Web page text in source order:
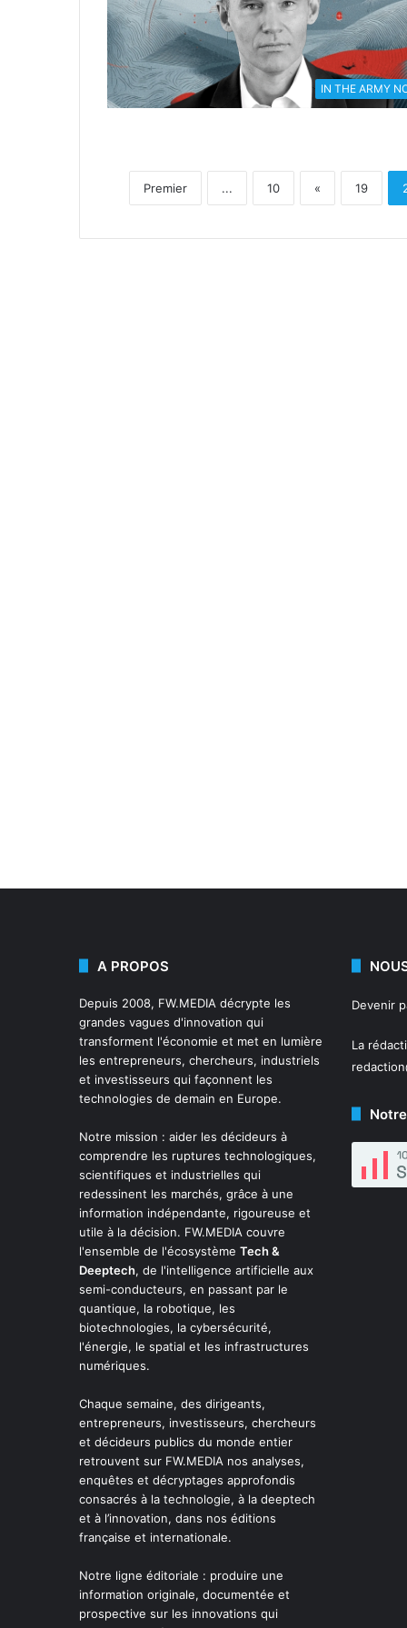
IN THE ARMY
Premier ... 10 « 19
A PROPOS
Depuis 2008, FW.MEDIA décrypte les
grandes vagues d'innovation qui
transforment l'économie et met en lumière
les entrepreneurs, chercheurs, industriels
et investisseurs qui façonnent les
technologies de demain en Europe.
Notre mission : aider les décideurs à
comprendre les ruptures technologiques,
scientifiques et industrielles qui
redessinent les marchés, grâce à une
information indépendante, rigoureuse et
utile à la décision. FW.MEDIA couvre
l'ensemble de l'écosystème Tech &
Deeptech, de l'intelligence artificielle aux
semi-conducteurs, en passant par le
quantique, la robotique, les
biotechnologies, la cybersécurité,
l'énergie, le spatial et les infrastructures
numériques.
Chaque semaine, des dirigeants,
entrepreneurs, investisseurs, chercheurs
et décideurs publics du monde entier
retrouvent sur FW.MEDIA nos analyses,
enquêtes et décryptages approfondis
consacrés à la technologie, à la deeptech
et à l’innovation, dans nos éditions
française et internationale.
Notre ligne éditoriale : produire une
information originale, documentée et
prospective sur les innovations qui
Devenir
La